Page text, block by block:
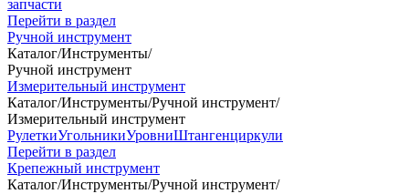
запчасти
Перейти в раздел
Ручной инструмент
Каталог/Инструменты/
Ручной инструмент
Измерительный инструмент
Каталог/Инструменты/Ручной инструмент/
Измерительный инструмент
РулеткиУгольникиУровниШтангенциркули
Перейти в раздел
Крепежный инструмент
Каталог/Инструменты/Ручной инструмент/